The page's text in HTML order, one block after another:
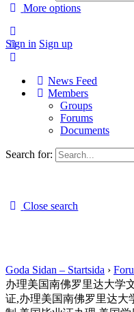
More options
Sign in Sign up
News Feed
Members
Groups
Forums
Documents
Search for:
Close search
Goda Sidan – Startsida ›
办理美国南佛罗里达大学
证,办理美国南佛罗里达大